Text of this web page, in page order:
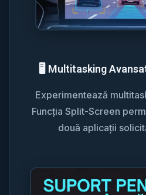
🖥️ Multitasking
Experimentează
Funcția Split-Screen
două aplicații